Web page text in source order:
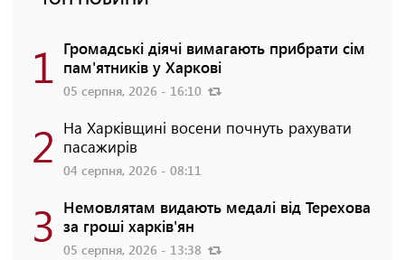
1 Громадські діячі вимагають прибрати сім
пам'ятників у Харкові
05 серпня, 2026 - 16:10
2 На Харківщині восени почнуть рахувати
пасажирів
04 серпня, 2026 - 08:11
3 Немовлятам видають медалі від Терехова
за гроші харків'ян
05 серпня, 2026 - 13:38